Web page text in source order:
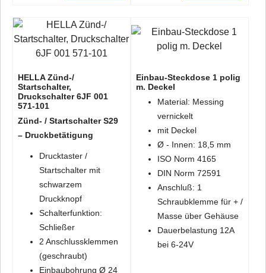
HELLA Zünd-/
Startschalter,
Druckschalter 6JF 001
571-101
Zünd- / Startschalter S29
– Druckbetätigung
Drucktaster /
Startschalter mit
schwarzem
Druckknopf
Schalterfunktion:
Schließer
2 Anschlussklemmen
(geschraubt)
Einbaubohrung Ø 24
Einbau-Steckdose 1 polig
m. Deckel
Material: Messing
vernickelt
mit Deckel
Ø - Innen: 18,5 mm
ISO Norm 4165
DIN Norm 72591
Anschluß: 1
Schraubklemme für + /
Masse über Gehäuse
Dauerbelastung 12A
bei 6-24V